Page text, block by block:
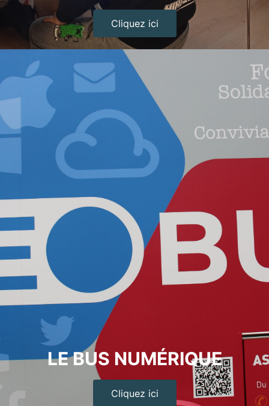
Cliquez ici
LE BUS NUMÉRIQUE
Cliquez ici